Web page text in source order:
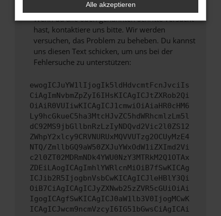
Wende dich an den Webseitenbetreiber.
Wenn du alle oben genannten Schritte versucht
hast, kontaktiere uns bitte. Wir werden
versuchen, das Problem zu beheben. Du kannst
uns diesen Text schicken, um uns bei der
Fehlersuche zu unterstützen:
ewogICJuYW1lIjogIk5ldHdvcmtFcnJvciIs
CiAgImNvbmZpZyI6IHsKICAgICJtZXRob2Qi
OiAiR0VUIiwKICAgICJ1cmwiOiAiaHR0cHM6
Ly9hcGkueC5ha3MtcHJvZC5hdWRhcmlzLm5l
dC92MS9jbGllbnRzLzIyNDQvd2Vic2l0ZS12
ZWhpY2xlcy9CRVNURUxMQVVUTzg2OCUyMzE4
NTQ/ZmllbGQ9aW50ZXJuYWxOdW1iZXImd2Vi
c2l0ZT02MDRmNDk4YWU0NzY3MTRkM2Q1OTAx
ZDEiLAogICAgImhlYWRlcnMiOiB7fSwKICAg
ICJib2R5IjogbnVsbCwKICAgICJleHBlY3Qi
OiB7CiAgICAgICJyZXNwb25zZVR5cGUiOiAi
IgogICAgfSwKICAgICJ0aW1lb3V0IjogMCwK
ICAgICJwcm9ncmVzcyI6IG51bGwsCiAgICAi
Alle akzeptieren